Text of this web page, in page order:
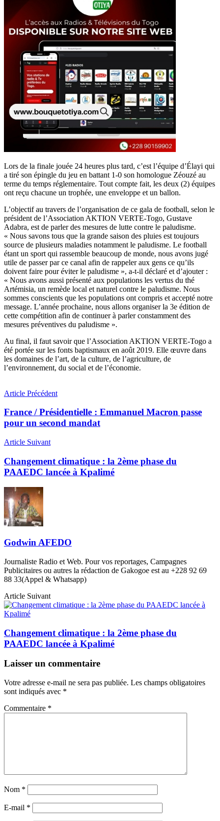
Lors de la finale jouée 24 heures plus tard, c’est l’équipe d’Élayi qui
a tiré son épingle du jeu en battant 1-0 son homologue Zéouzé au
terme du temps réglementaire. Tout compte fait, les deux (2) équipes
ont reçu chacune un trophée, une enveloppe et un ballon.
L’objectif au travers de l’organisation de ce gala de football, selon le
président de l’Association AKTION VERTE-Togo, Gustave
Adabra, est de parler des mesures de lutte contre le paludisme.
« Nous savons tous que la grande saison des pluies est toujours
source de plusieurs maladies notamment le paludisme. Le football
étant un sport qui rassemble beaucoup de monde, nous avons jugé
utile de passer par ce canal afin de rappeler aux gens ce qu’ils
doivent faire pour éviter le paludisme », a-t-il déclaré et d’ajouter :
« Nous avons aussi présenté aux populations les vertus du thé
Artémisia, un remède local et naturel contre le paludisme. Nous
sommes conscients que les populations ont compris et accepté notre
message. L’année prochaine, nous allons organiser la 3e édition de
cette compétition afin de continuer à parler constamment des
mesures préventives du paludisme ».
Au final, il faut savoir que l’Association AKTION VERTE-Togo a
été portée sur les fonts baptismaux en août 2019. Elle œuvre dans
les domaines de l’art, de la culture, de l’agriculture, de
l’environnement, du social et de l’économie.
Article Précédent
France / Présidentielle : Emmanuel Macron passe
pour un second mandat
Article Suivant
Changement climatique : la 2ème phase du
PAAEDC lancée à Kpalimé
Godwin AFEDO
Journaliste Radio et Web. Pour vos reportages, Campagnes
Publicitaires ou autres la rédaction de Gakogoe est au +228 92 69
88 33(Appel & Whatsapp)
Article Suivant
Changement climatique : la 2ème phase du
PAAEDC lancée à Kpalimé
Laisser un commentaire
Votre adresse e-mail ne sera pas publiée. Les champs obligatoires
sont indiqués avec *
Commentaire *
Nom *
E-mail *